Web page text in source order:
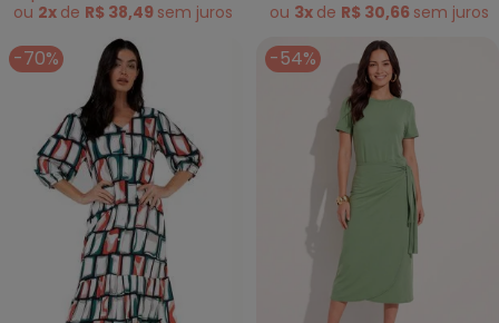
Viscose Te
ou 2x de R$ 38,49 sem juros ou 3x de R$ 30,66 sem juros
-70% -54%